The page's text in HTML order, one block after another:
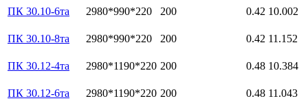
ПК 30.10-6та 2980*990*220 200 0.42 10.002
ПК 30.10-8та 2980*990*220 200 0.42 11.152
ПК 30.12-4та 2980*1190*220 200 0.48 10.384
ПК 30.12-6та 2980*1190*220 200 0.48 11.043